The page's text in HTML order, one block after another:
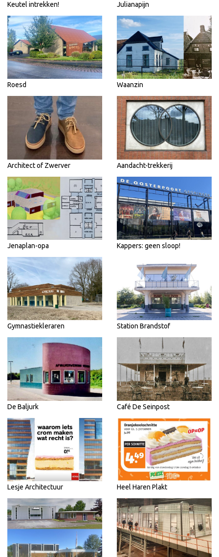
Keutel intrekken! Julianapijn
Roesd Waanzin
Architect of Zwerver Aandacht-trekkerij
Jenaplan-opa Kappers: geen sloop!
Gymnastiekleraren Station Brandstof
De Baljurk Café De Seinpost
Lesje Architectuur Heel Haren Plakt